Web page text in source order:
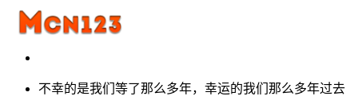
不幸的是我们等了那么多年，幸运的我们那么多年过去